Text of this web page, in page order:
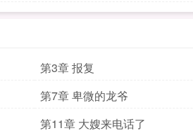
第3章 报复
第7章 卑微的龙爷
第11章 大嫂来电话了